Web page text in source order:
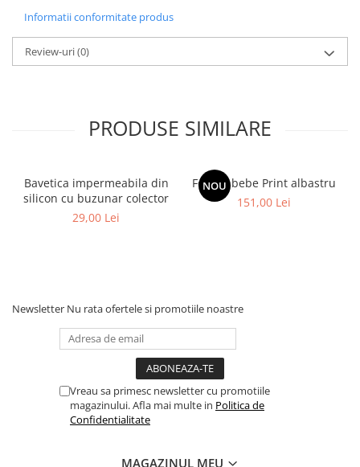
Informatii conformitate produs
Review-uri(0)
PRODUSE SIMILARE
Bavetica impermeabila din
silicon cu buzunar colector
29,00 Lei
NOU
Fotoliu bebe Print albastru
151,00 Lei
Newsletter Nu rata ofertele si promotiile noastre
Vreau sa primesc newsletter cu promotiile
magazinului. Afla mai multe in Politica de
Confidentialitate
MAGAZINUL MEU